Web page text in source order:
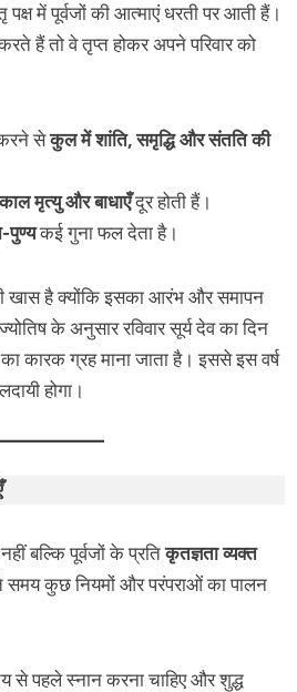
पक्ष में पूर्वजों की आत्माएं धरती पर आती हैं।
हैं तो वे तृप्त होकर अपने परिवार को
करने सेकुल में शांति, समृद्धि और संतति की
मृत्यु और बाधाएँदूर होती हैं।
पुण्यकई गुना फल देता है।
खास है क्योंकि इसका आरंभ और समापन
के अनुसार रविवार सूर्य देव का दिन
का कारक ग्रह माना जाता है। इससे इस वर्ष
होगा।
बल्कि पूर्वजों के प्रतिकृतज्ञता व्यक्त
कुछ नियमों और परंपराओं का पालन
से पहले स्नान करना चाहिए और शुद्ध